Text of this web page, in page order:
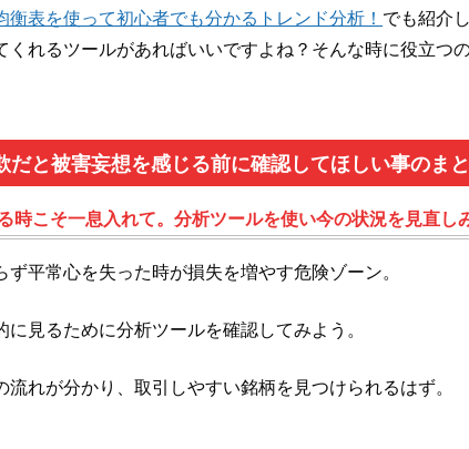
衡表を使って初心者でも分かるトレンド分析！ でも紹介
くれるツールがあればいいですよね？そんな時に役立つ
だと被害妄想を感じる前に確認してほしい事のま
時こそ一息入れて。分析ツールを使い今の状況を見直し
平常心を失った時が損失を増やす危険ゾーン。
見るために分析ツールを確認してみよう。
れが分かり、取引しやすい銘柄を見つけられるはず。